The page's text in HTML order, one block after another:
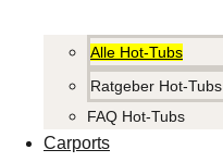
Alle Hot-Tubs
Ratgeber Hot-Tubs
FAQ Hot-Tubs
Carports